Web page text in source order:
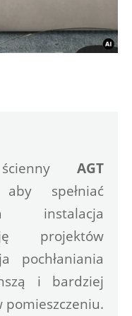
AGT
spełniać
instalacja
projektów
pochłaniania
i bardziej